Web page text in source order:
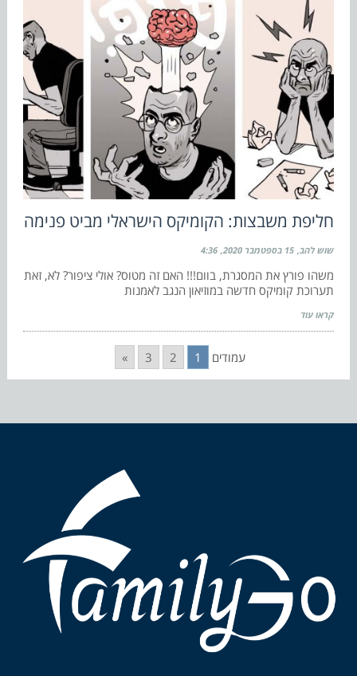
חליפת משבצות: הקומיקס הישראלי מביט פנימה
שוש להב 15 בספטמבר 2020 4:36
משהו פורץ את המסגרת, בוום!!! האם זה מטוס? אולי ציפור? לא, זאת
תערוכת קומיקס חדשה במוזיאון הנגב לאמנות
קראו עוד
עמודים 1
2
3
»